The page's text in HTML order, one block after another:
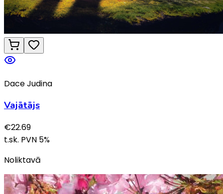
Dace Judina
Vajātājs
€22.69
t.sk. PVN 5%
Noliktavā